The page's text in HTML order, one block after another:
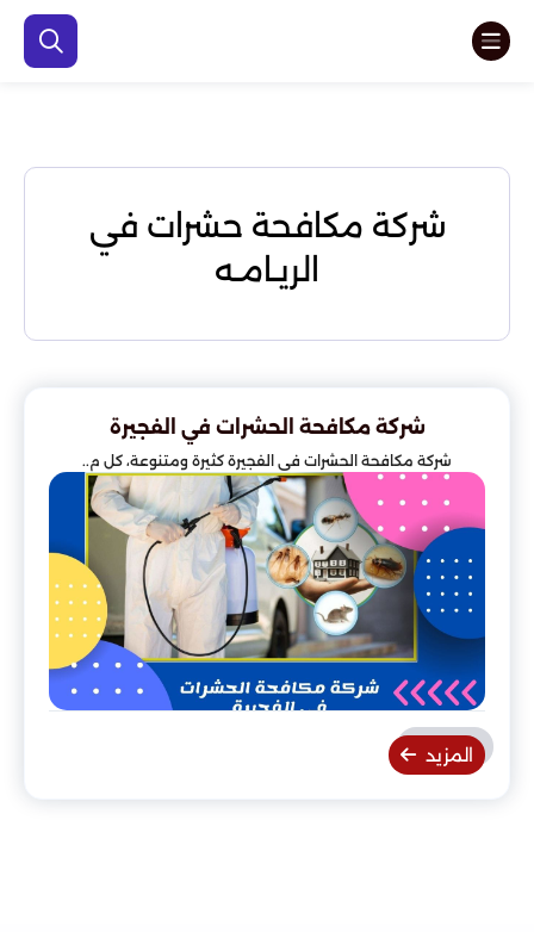
شركة مكافحة حشرات في
الريـامـه
شركة مكافحة الحشرات في الفجيرة
شركة مكافحة الحشرات في الفجيرة كثيرة ومتنوعة، كل م..
المزيد